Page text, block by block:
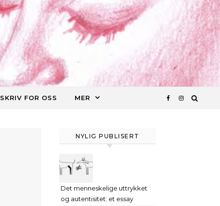
SKRIV FOR OSS MER
NYLIG PUBLISERT
Det menneskelige uttrykket
og autentisitet: et essay